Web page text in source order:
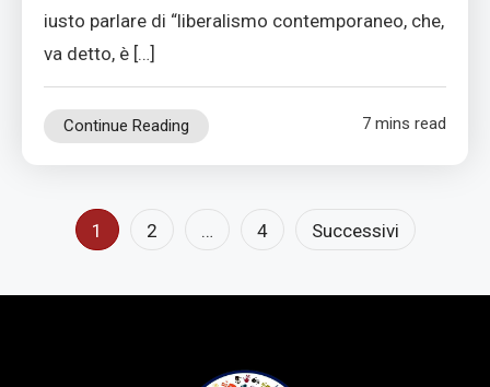
iusto parlare di “liberalismo contemporaneo, che,
va detto, è […]
Continue Reading 7 mins read
Paginazione
1 2 … 4 Successivi